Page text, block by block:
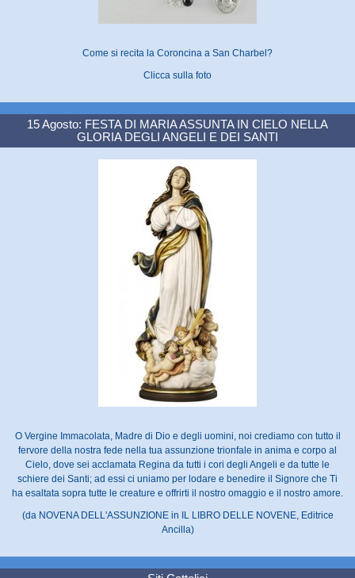
Come si recita la Coroncina a San Charbel?
Clicca sulla foto
15 Agosto: FESTA DI MARIA ASSUNTA IN CIELO NELLA
GLORIA DEGLI ANGELI E DEI SANTI
O Vergine Immacolata, Madre di Dio e degli uomini, noi crediamo con tutto il
fervore della nostra fede nella tua assunzione trionfale in anima e corpo al
Cielo, dove sei acclamata Regina da tutti i cori degli Angeli e da tutte le
schiere dei Santi; ad essi ci uniamo per lodare e benedire il Signore che Ti
ha esaltata sopra tutte le creature e offrirti il nostro omaggio e il nostro amore.
(da NOVENA DELL'ASSUNZIONE in IL LIBRO DELLE NOVENE, Editrice
Ancilla)